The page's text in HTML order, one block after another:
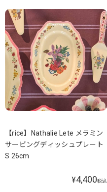
【rice】Nathalie Lete メラミン
サービングディッシュプレート
S 26cm
¥4,400税込